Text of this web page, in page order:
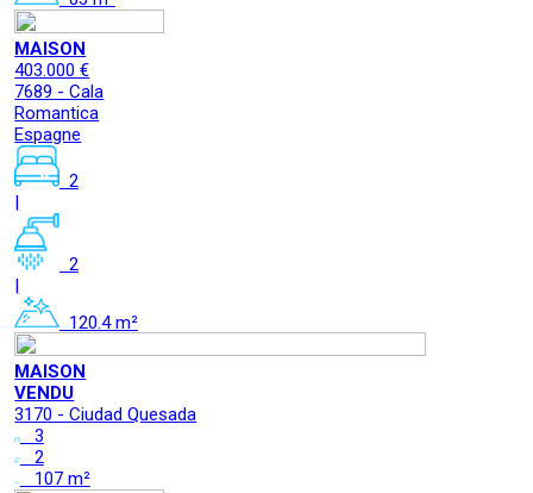
MAISON
403.000 €
7689 - Cala
Romantica
Espagne
2
|
2
|
120.4 m²
MAISON
VENDU
3170 - Ciudad Quesada
3
2
107 m²